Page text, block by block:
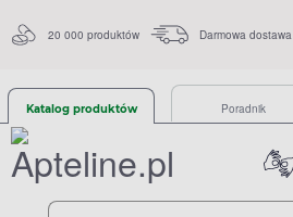
20 000 produktów Darmowa dostawa
Katalog produktów Poradnik